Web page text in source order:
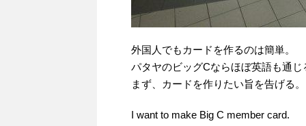
外国人でもカードを作るのは簡単。
パタヤのビッグCならほぼ英語も通じ
まず、カードを作りたい旨を告げる。
I want to make Big C member card.